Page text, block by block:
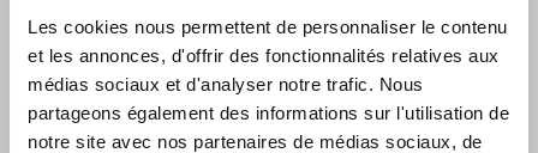
Les cookies nous permettent de personnaliser le contenu
et les annonces, d'offrir des fonctionnalités relatives aux
médias sociaux et d'analyser notre trafic. Nous
partageons également des informations sur l'utilisation de
notre site avec nos partenaires de médias sociaux, de